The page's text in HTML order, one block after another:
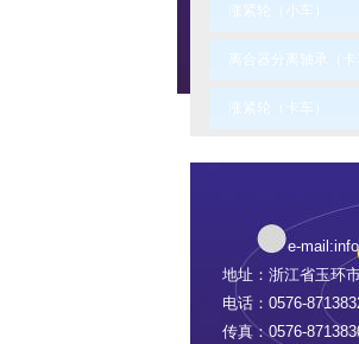
涨紧轮（小车）
离合器分离轴承（卡
涨紧轮（卡车）
e-mail:
地址：浙江省玉环
电话：0576-
传真：0576-